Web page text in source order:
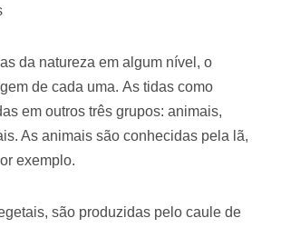
da natureza em algum nível, o
de cada uma. As tidas como
em outros três grupos: animais,
As animais são conhecidas pela lã,
exemplo.
são produzidas pelo caule de